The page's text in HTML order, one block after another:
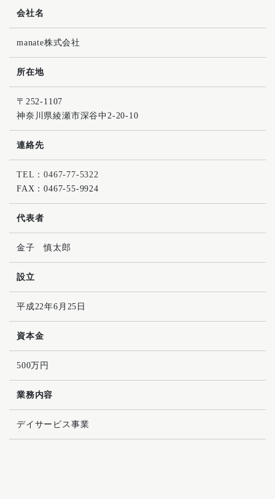
会社名
manate株式会社
所在地
〒252-1107
神奈川県綾瀬市深谷中2-20-10
連絡先
TEL：0467-77-5322
FAX：0467-55-9924
代表者
金子 慎太郎
設立
平成22年6月25日
資本金
500万円
業務内容
デイサービス事業